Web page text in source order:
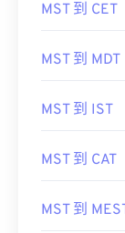
MST 到 CET
MST 到 MDT
MST 到 IST
MST 到 CAT
MST 到